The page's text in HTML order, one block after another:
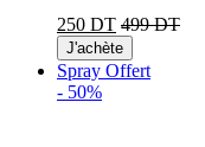
250 DT 499 DT
J'achète
Spray Offert
- 50%